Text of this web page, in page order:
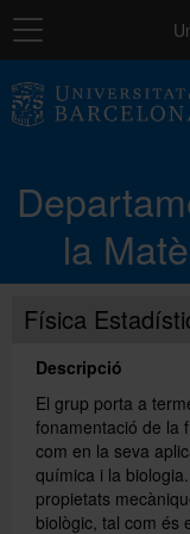
Navegació
la
Física
Descripció
El grup porta a
fonamentació de la
com en la seva
química i la
propietats
biològic, tal com és